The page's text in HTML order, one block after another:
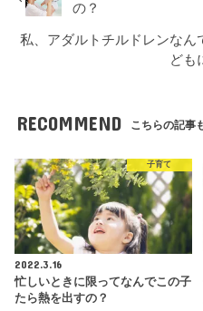
の？
私、アダルトチルドレンなん
ども
RECOMMEND こちらの記事
子育て
2022.3.16
忙しいときに限ってなんでこの子
たら熱を出すの？